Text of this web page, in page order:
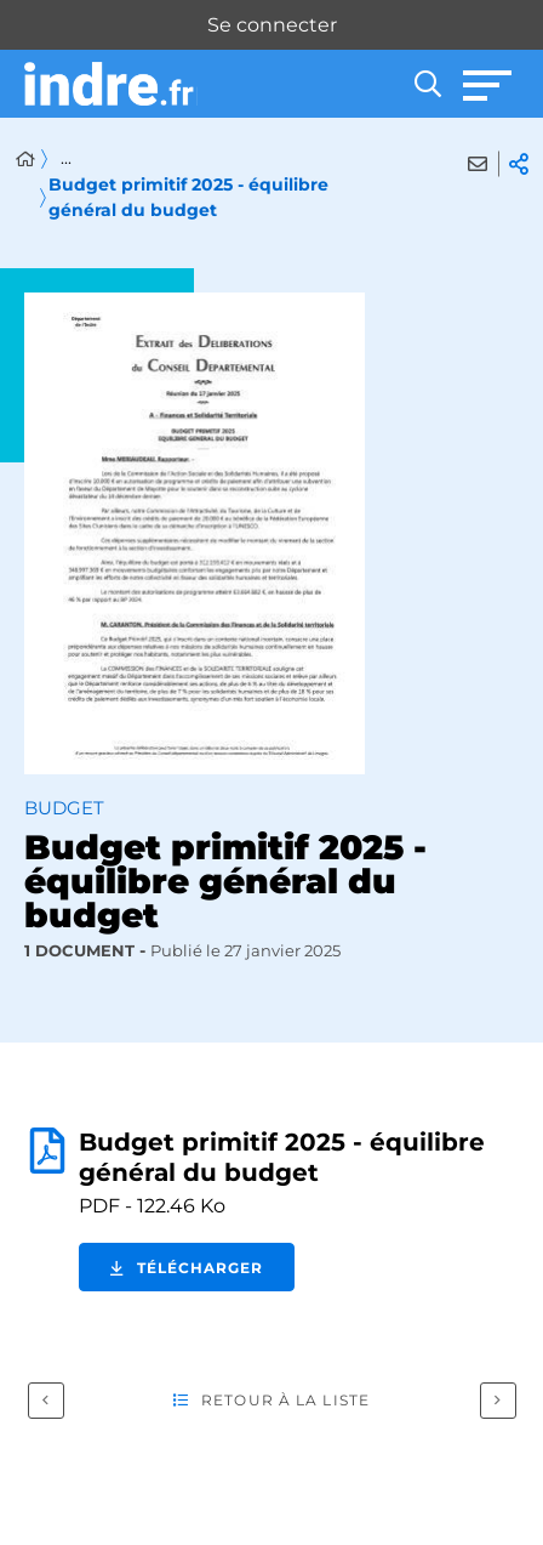
Panneau de gestion des cookies
Se connecter
...
Budget primitif 2025 - équilibre
général du budget
BUDGET
Budget primitif 2025 -
équilibre général du
budget
1 DOCUMENT Publié le27 janvier 2025
Budget primitif 2025 - équilibre
général du budget
PDF - 122.46 Ko
TÉLÉCHARGER
RETOUR À LA LISTE